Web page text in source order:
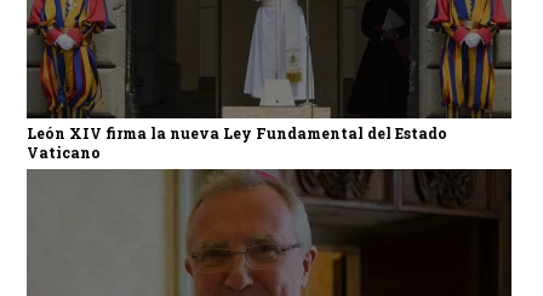
León XIV firma la nueva Ley Fundamental del Estado
Vaticano